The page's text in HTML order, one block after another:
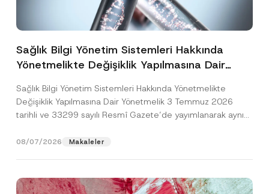
Sağlık Bilgi Yönetim Sistemleri Hakkında
Yönetmelikte Değişiklik Yapılmasına Dair
Sağlık Bilgi Yönetim Sistemleri Hakkında Yönetmelikte
Değişiklik Yapılmasına Dair Yönetmelik 3 Temmuz 2026
tarihli ve 33299 sayılı Resmî Gazete’de yayımlanarak aynı
08/07/2026 Makaleler